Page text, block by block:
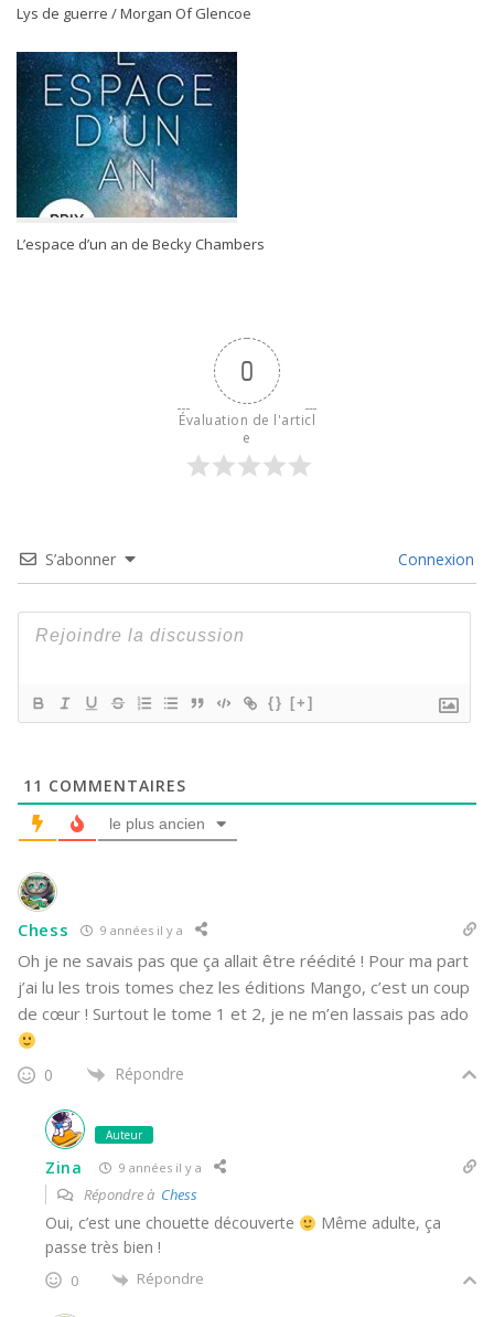
Lys de guerre / Morgan Of Glencoe
L’espace d’un an de Becky Chambers
0
Évaluation de l'articl
e
S’abonner Connexion
{} [+]
11 COMMENTAIRES
le plus ancien
Chess 9 années il y a
Oh je ne savais pas que ça allait être réédité ! Pour ma part
j’ai lu les trois tomes chez les éditions Mango, c’est un coup
de cœur ! Surtout le tome 1 et 2, je ne m’en lassais pas ado
0 Répondre
Auteur
Zina 9 années il y a
Répondre à Chess
Oui, c’est une chouette découverte
Même adulte, ça
passe très bien !
0 Répondre